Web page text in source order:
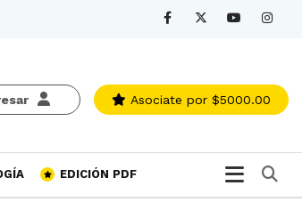
Asociate por $5000.00
EDICIÓN PDF